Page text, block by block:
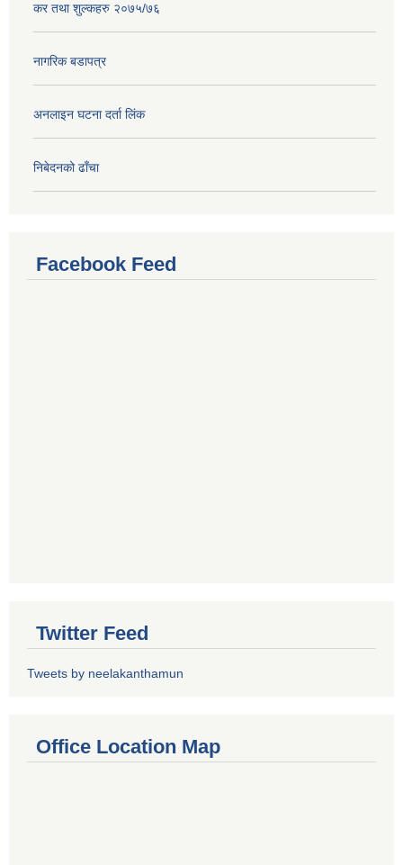
कर तथा शुल्कहरु २०७५/७६
नागरिक बडापत्र
अनलाइन घटना दर्ता लिंक
निबेदनको ढाँचा
Facebook Feed
Twitter Feed
Tweets by neelakanthamun
Office Location Map